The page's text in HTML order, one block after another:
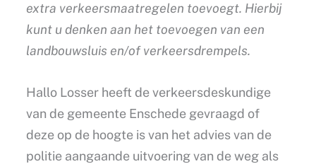
extra verkeersmaatregelen toevoegt. Hierbij
kunt u denken aan het toevoegen van een
landbouwsluis en/of verkeersdrempels.
Hallo Losser heeft de verkeersdeskundige
van de gemeente Enschede gevraagd of
deze op de hoogte is van het advies van de
politie aangaande uitvoering van de weg als